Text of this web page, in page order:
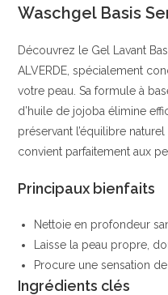
Aloe
&
Camomille
|
lavera
Waschgel Basis
Découvrez le Gel Lavant
ALVERDE, spécialement
votre peau. Sa formule à
d’huile de jojoba élimine
préservant l’équilibre
convient parfaitement aux
Principaux bienfaits
Nettoie en profondeur
Laisse la peau propre,
Procure une sensation
Ingrédients clés